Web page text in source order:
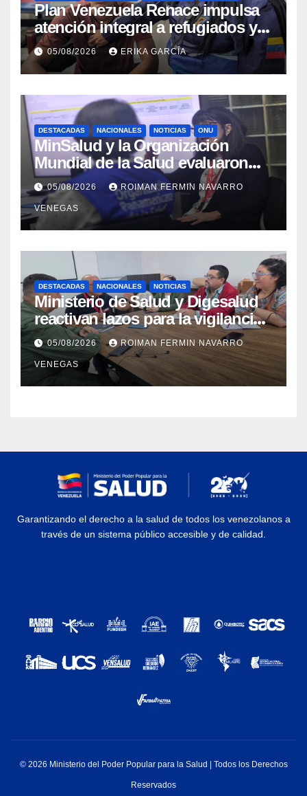
​Plan Venezuela Renace impulsa
atención integral a refugiados y
evaluación de vacunación en
Aragua
05/08/2026 ERIKA GARCÍA
DESTACADAS NACIONALES NOTICIAS ONU
MinSalud y la Organización
Mundial de la Salud evaluaron
propuesta técnica integral en
materia de agua saneamiento e
higiene ante contingencia
sísmica
05/08/2026 ROIMAN FERMIN NAVARRO
VENEGAS
DESTACADAS NACIONALES NOTICIAS
Ministerio de Salud y Digesalud
reactivan lazos para la vigilancia
epidemiológica y el control de
enfermedades
05/08/2026 ROIMAN FERMIN NAVARRO
VENEGAS
Garantizando el derecho a la salud de todos los venezolanos a
través de un sistema público accesible y de calidad.
© 2026 Ministerio del Poder Popular para la Salud | Todos los Derechos
Reservados